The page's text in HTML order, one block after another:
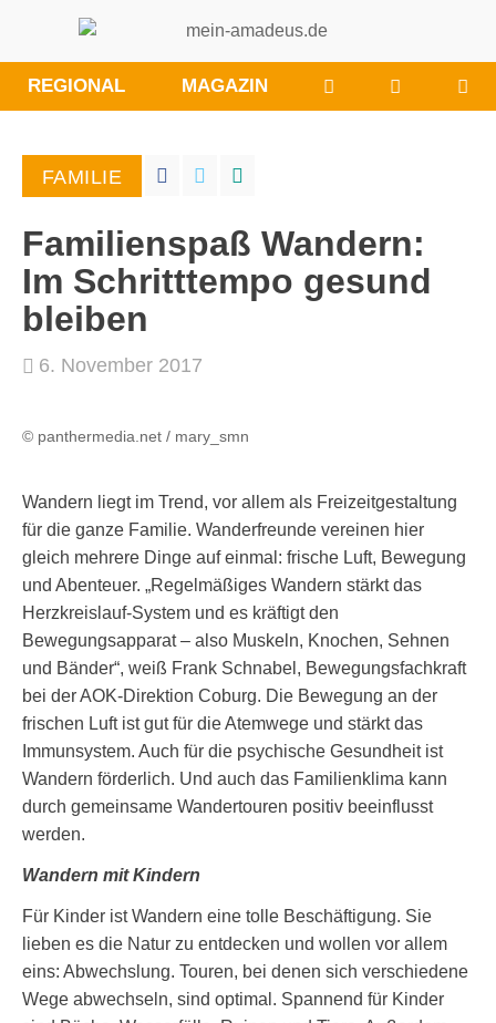
REGIONAL MAGAZIN WÜNSCHE/
SIE
FAMILIE
Familienspaß Wandern:
Im Schritttempo gesund
bleiben
6. November 2017
© panthermedia.net / mary_smn
Wandern liegt im Trend, vor allem als Freizeitgestaltung
für die ganze Familie. Wanderfreunde vereinen hier
gleich mehrere Dinge auf einmal: frische Luft, Bewegung
und Abenteuer. „Regelmäßiges Wandern stärkt das
Herzkreislauf-System und es kräftigt den
Bewegungsapparat – also Muskeln, Knochen, Sehnen
und Bänder“, weiß Frank Schnabel, Bewegungsfachkraft
bei der AOK-Direktion Coburg. Die Bewegung an der
frischen Luft ist gut für die Atemwege und stärkt das
Immunsystem. Auch für die psychische Gesundheit ist
Wandern förderlich. Und auch das Familienklima kann
durch gemeinsame Wandertouren positiv beeinflusst
werden.
Wandern mit Kindern
Für Kinder ist Wandern eine tolle Beschäftigung. Sie
lieben es die Natur zu entdecken und wollen vor allem
eins: Abwechslung. Touren, bei denen sich verschiedene
Wege abwechseln, sind optimal. Spannend für Kinder